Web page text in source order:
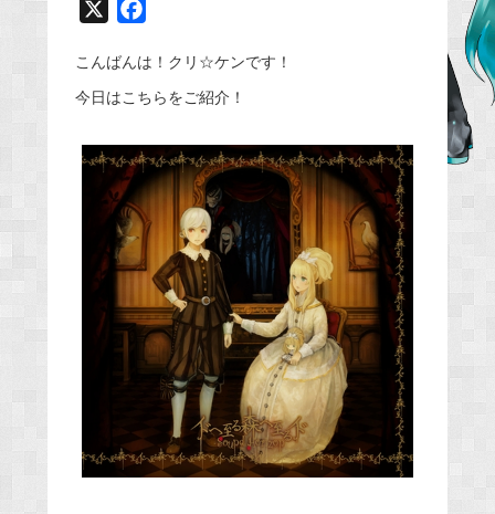
c
e
o
こんばんは！クリ☆ケンです！
今日はこちらをご紹介！